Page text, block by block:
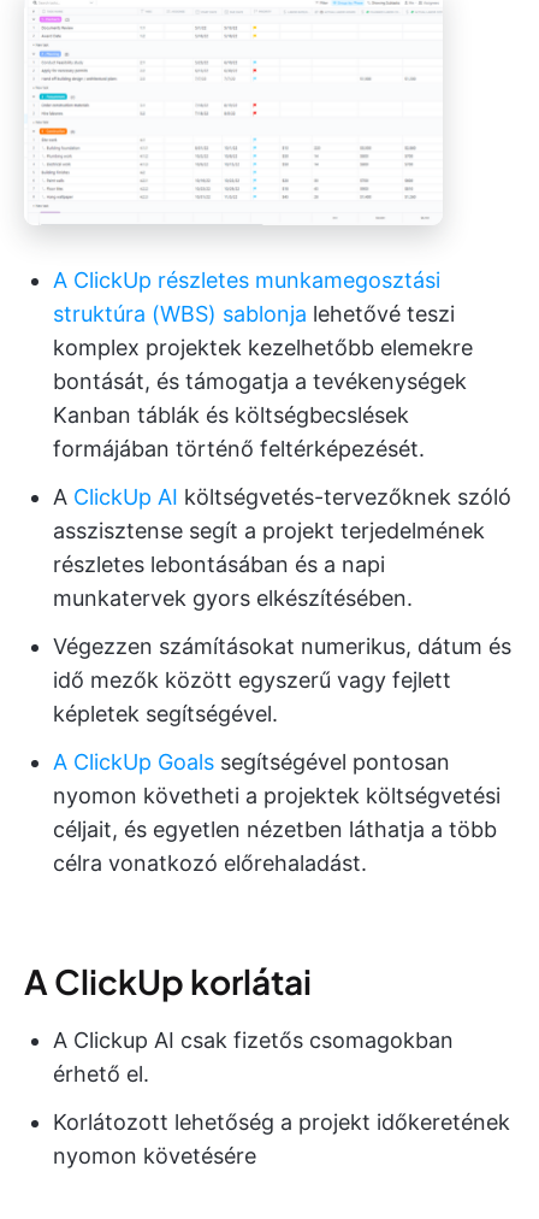
A ClickUp részletes munkamegosztási
struktúra (WBS) sablonja lehetővé teszi
komplex projektek kezelhetőbb elemekre
bontását, és támogatja a tevékenységek
Kanban táblák és költségbecslések
formájában történő feltérképezését.
A ClickUp AI költségvetés-tervezőknek szóló
asszisztense segít a projekt terjedelmének
részletes lebontásában és a napi
munkatervek gyors elkészítésében.
Végezzen számításokat numerikus, dátum és
idő mezők között egyszerű vagy fejlett
képletek segítségével.
A ClickUp Goals segítségével pontosan
nyomon követheti a projektek költségvetési
céljait, és egyetlen nézetben láthatja a több
célra vonatkozó előrehaladást.
A ClickUp korlátai
A Clickup AI csak fizetős csomagokban
érhető el.
Korlátozott lehetőség a projekt időkeretének
nyomon követésére